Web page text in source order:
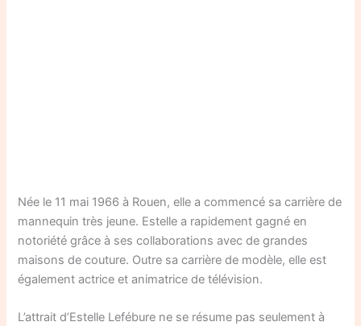
Née le 11 mai 1966 à Rouen, elle a commencé sa carrière de
mannequin très jeune. Estelle a rapidement gagné en
notoriété grâce à ses collaborations avec de grandes
maisons de couture. Outre sa carrière de modèle, elle est
également actrice et animatrice de télévision.
L’attrait d’Estelle Lefébure ne se résume pas seulement à